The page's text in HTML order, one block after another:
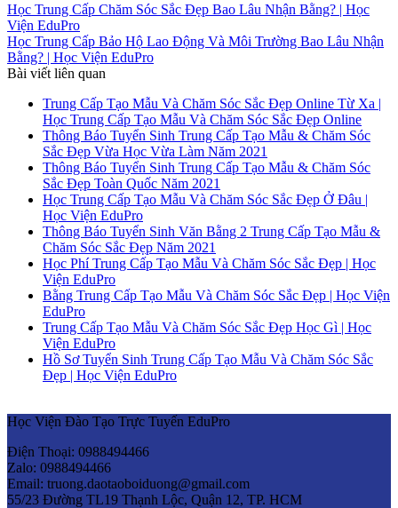
Học Trung Cấp Chăm Sóc Sắc Đẹp Bao Lâu Nhận Bằng? | Học
Viện EduPro
Học Trung Cấp Bảo Hộ Lao Động Và Môi Trường Bao Lâu Nhận
Bằng? | Học Viện EduPro
Bài viết liên quan
Trung Cấp Tạo Mẫu Và Chăm Sóc Sắc Đẹp Online Từ Xa |
Học Trung Cấp Tạo Mẫu Và Chăm Sóc Sắc Đẹp Online
Thông Báo Tuyển Sinh Trung Cấp Tạo Mẫu & Chăm Sóc
Sắc Đẹp Vừa Học Vừa Làm Năm 2021
Thông Báo Tuyển Sinh Trung Cấp Tạo Mẫu & Chăm Sóc
Sắc Đẹp Toàn Quốc Năm 2021
Học Trung Cấp Tạo Mẫu Và Chăm Sóc Sắc Đẹp Ở Đâu |
Học Viện EduPro
Thông Báo Tuyển Sinh Văn Bằng 2 Trung Cấp Tạo Mẫu &
Chăm Sóc Sắc Đẹp Năm 2021
Học Phí Trung Cấp Tạo Mẫu Và Chăm Sóc Sắc Đẹp | Học
Viện EduPro
Bằng Trung Cấp Tạo Mẫu Và Chăm Sóc Sắc Đẹp | Học Viện
EduPro
Trung Cấp Tạo Mẫu Và Chăm Sóc Sắc Đẹp Học Gì | Học
Viện EduPro
Hồ Sơ Tuyển Sinh Trung Cấp Tạo Mẫu Và Chăm Sóc Sắc
Đẹp | Học Viện EduPro
Học Viện Đào Tạo Trực Tuyến EduPro
Điện Thoại: 0988494466
Zalo: 0988494466
Email: truong.daotaoboiduong@gmail.com
55/23 Đường TL19 Thạnh Lộc, Quận 12, TP. HCM